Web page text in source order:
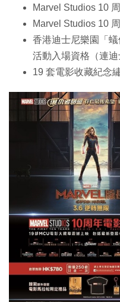
Marvel Studios 10
Marvel Studios 10
香港迪士尼樂園「
活動入場資格（連迪
19 套電影收藏紀念